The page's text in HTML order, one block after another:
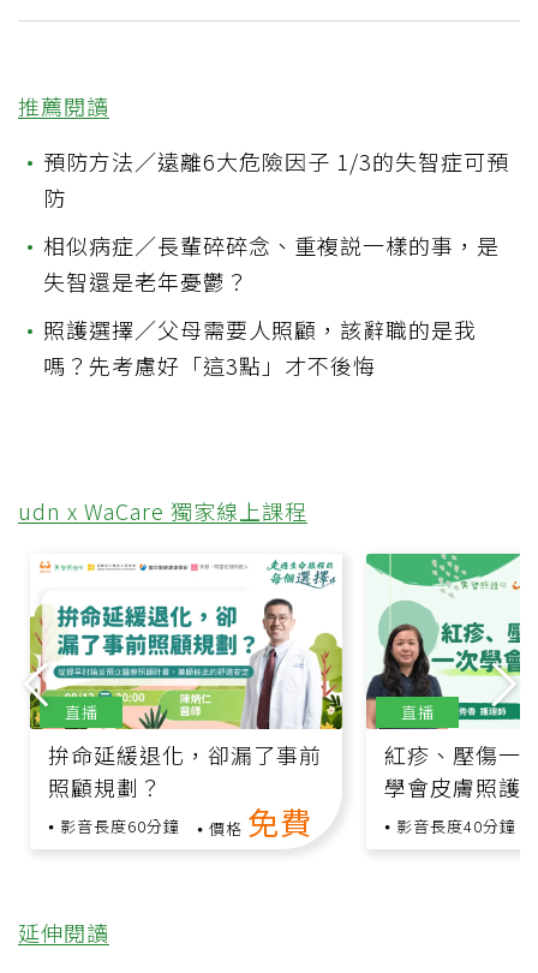
推薦閱讀
• 預防方法／遠離6大危險因子 1/3的失智症可預
防
• 相似病症／長輩碎碎念、重複説一樣的事，是
失智還是老年憂鬱？
• 照護選擇／父母需要人照顧，該辭職的是我
嗎？先考慮好「這3點」才不後悔
udn x WaCare 獨家線上課程
拚命延緩退化，卻漏了事前
照顧規劃？
影音長度60分鐘 價格 免費
直播
紅疹、壓傷一
學會皮膚照護
影音長度40分鐘
直播
延伸閱讀